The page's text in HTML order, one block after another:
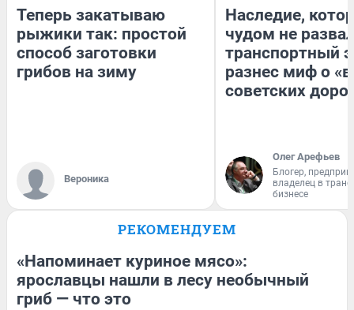
Теперь закатываю
рыжики так: простой
способ заготовки
грибов на зиму
Вероника
Наследие,
чудом не
транспортный
разнес миф о
советских
Олег Арефьев
Блогер,
владелец в
бизнесе
РЕКОМЕНДУЕМ
«Напоминает куриное мясо»:
ярославцы нашли в лесу необычный
гриб — что это